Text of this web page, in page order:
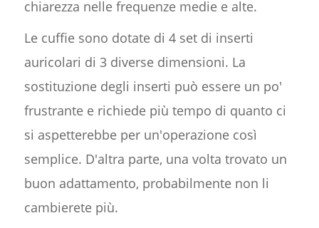
chiarezza nelle frequenze medie e alte.
Le cuffie sono dotate di 4 set di inserti
auricolari di 3 diverse dimensioni. La
sostituzione degli inserti può essere un po'
frustrante e richiede più tempo di quanto ci
si aspetterebbe per un'operazione così
semplice. D'altra parte, una volta trovato un
buon adattamento, probabilmente non li
cambierete più.